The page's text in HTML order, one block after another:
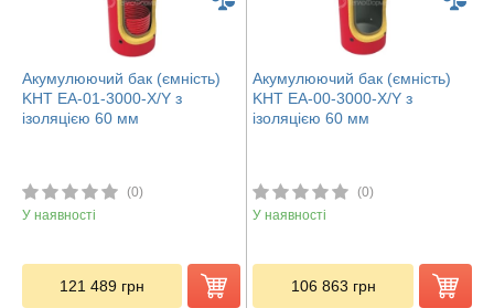
Акумулюючий бак (ємність)
KHT ЕА-01-3000-X/Y з
ізоляцією 60 мм
(0)
У наявності
121 489 грн
Акумулюючий бак (ємність)
KHT ЕА-00-3000-X/Y з
ізоляцією 60 мм
(0)
У наявності
106 863 грн